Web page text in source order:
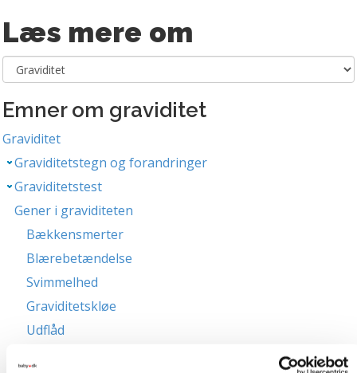
Læs mere om
Emner om graviditet
Graviditet
Graviditetstegn og forandringer
Graviditetstest
Gener i graviditeten
Bækkensmerter
Blærebetændelse
Svimmelhed
Graviditetskløe
Udflåd